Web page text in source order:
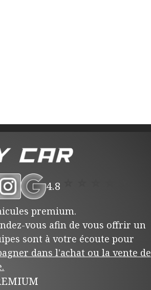
4.8
premium.
vous afin de vous offrir un
sont à votre écoute pour
dans l'achat ou la vente de